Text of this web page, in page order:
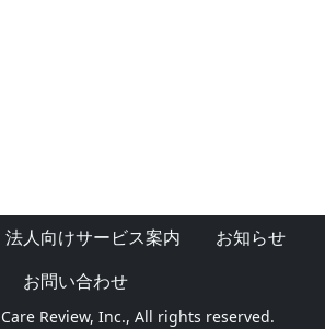
法人向けサービス案内
お知らせ
お問い合わせ
Review, Inc., All rights reserved.